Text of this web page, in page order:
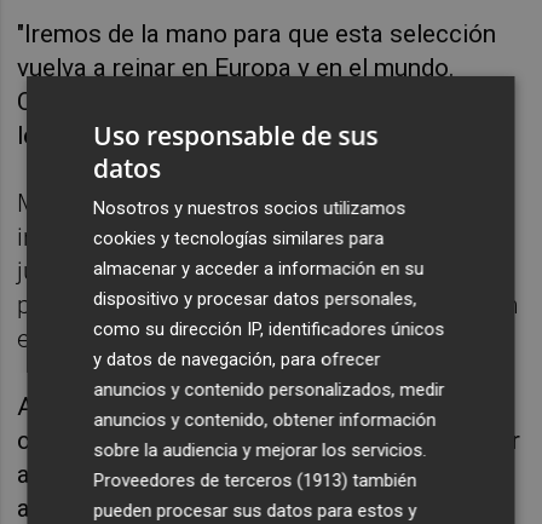
"Iremos de la mano para que esta selección
vuelva a reinar en Europa y en el mundo.
Cuando él tenga algo que decir, me sentaré y
le escucharé", comentó.
Mbappé, acusado en muchas ocasiones de
individualista, dentro y fuera del terreno de
juego, aseguró que llevar el brazalete de su
país le permitirá demostrar que su "obsesión
es ganar y que no se gana sin equipo".
A sus 24 años, el parisiense sabe que su
condición de estrella planetaria puede otorgar
al puesto una dimensión diferente que oculte
al resto del equipo, por lo que afirmó que
Uso responsable de sus
datos
Nosotros y nuestros socios utilizamos
cookies y tecnologías similares para
almacenar y acceder a información en su
dispositivo y procesar datos personales,
como su dirección IP, identificadores únicos
y datos de navegación, para ofrecer
anuncios y contenido personalizados, medir
anuncios y contenido, obtener información
sobre la audiencia y mejorar los servicios.
Proveedores de terceros (1913) también
pueden procesar sus datos para estos y